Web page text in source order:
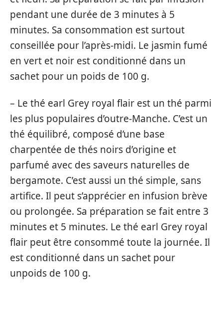
pendant une durée de 3 minutes à 5
minutes. Sa consommation est surtout
conseillée pour l’après-midi. Le jasmin fumé
en vert et noir est conditionné dans un
sachet pour un poids de 100 g.
– Le thé earl Grey royal flair est un thé parmi
les plus populaires d’outre-Manche. C’est un
thé équilibré, composé d’une base
charpentée de thés noirs d’origine et
parfumé avec des saveurs naturelles de
bergamote. C’est aussi un thé simple, sans
artifice. Il peut s’apprécier en infusion brève
ou prolongée. Sa préparation se fait entre 3
minutes et 5 minutes. Le thé earl Grey royal
flair peut être consommé toute la journée. Il
est conditionné dans un sachet pour
unpoids de 100 g.